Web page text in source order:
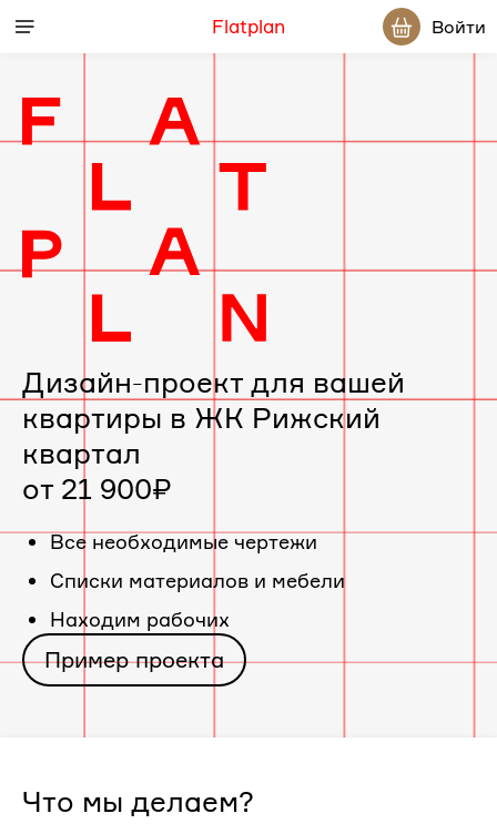
Flatplan Войти
Дизайн-
проект
интерьера
для
вашей
квартиры
в
«ЖК
Рижский
квартал»
Дизайн-проект для вашей
квартиры в ЖК Рижский
квартал
от 21 900₽
Все необходимые чертежи
Cписки материалов и мебели
Находим рабочих
Пример проекта
Что мы делаем?